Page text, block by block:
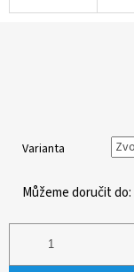
Varianta
Můžeme doručit do: